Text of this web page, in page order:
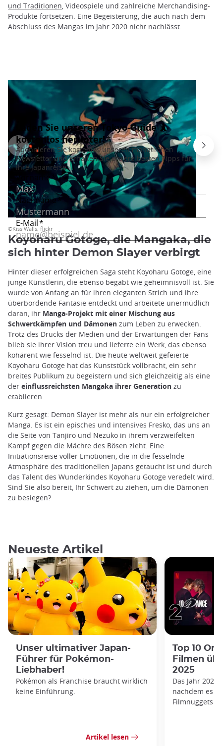
und Traditionen, Videospiele und zahlreiche Merchandising-
Produkte fortsetzen. Eine Begeisterung, die auch nach dem
Abschluss des Mangas im Jahr 2020 nicht nachlässt.
©Kiss Walls, flickr
Koyoharu Gotoge, die Mangaka, die
sich hinter Demon Slayer verbirgt
Hinter dieser erfolgreichen Saga steht Koyoharu Gotoge, eine
junge Künstlerin, die ebenso begabt wie geheimnisvoll ist. Sie
wurde von Anfang an für ihren eleganten Strich und ihre
überbordende Fantasie entdeckt und arbeitete unermüdlich
daran, ihr Manga-Projekt mit einer Mischung aus
Schwertkämpfen und Dämonen zum Leben zu erwecken.
Trotz des Drucks der Medien und der Erwartungen der Fans
blieb sie ihrer Vision treu und lieferte ein Werk, das ebenso
kohärent wie fesselnd ist. Die heute weltweit gefeierte
Koyoharu Gotoge hat das Kunststück vollbracht, ein sehr
breites Publikum zu begeistern und sich gleichzeitig als eine
der einflussreichsten Mangaka ihrer Generation zu
etablieren.
Kurz gesagt: Demon Slayer ist mehr als nur ein erfolgreicher
Manga. Es ist ein episches und intensives Fresko, das uns an
die Seite von Tanjiro und Nezuko in ihrem verzweifelten
Kampf gegen die Mächte des Bösen zieht. Eine
Initiationsreise voller Emotionen, die in die fesselnde
Atmosphäre des traditionellen Japans getaucht ist und durch
das Talent des Wunderkindes Koyoharu Gotoge veredelt wird.
Sind Sie also bereit, Ihr Schwert zu ziehen, um die Dämonen
zu besiegen?
Neueste Artikel
Unser ultimativer Japan-
Führer für Pokémon-
Liebhaber!
Pokémon als Franchise braucht wirklich
keine Einführung.
Artikel lesen
Top 10
Filmen
2025
Das Jahr
nachdem es
Filmnuggets